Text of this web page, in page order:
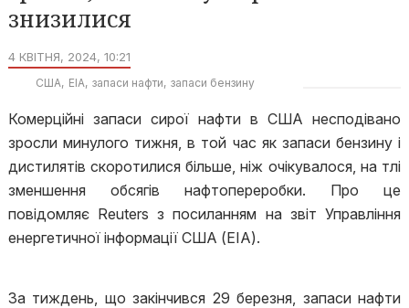
знизилися
4 КВІТНЯ, 2024, 10:21
США EIA запаси нафти запаси бензину
Комерційні запаси сирої нафти в США несподівано
зросли минулого тижня, в той час як запаси бензину і
дистилятів скоротилися більше, ніж очікувалося, на тлі
зменшення обсягів нафтопереробки. Про це
повідомляє Reuters з посиланням на звіт Управління
енергетичної інформації США (EIA).
За тиждень, що закінчився 29 березня, запаси нафти